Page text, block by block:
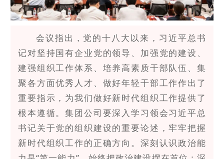
会议指出，党的十八大以来，习近平总书
记对坚持国有企业党的领导、加强党的建设、
建强组织工作体系、培养高素质干部队伍、集
聚各方面优秀人才、做好年轻干部工作作出了
重要指示，为我们做好新时代组织工作提供了
根本遵循。集团公司要深入学习领会习近平总
书记关于党的组织建设的重要论述，牢牢把握
新时代组织工作的正确方向。深刻认识政治能